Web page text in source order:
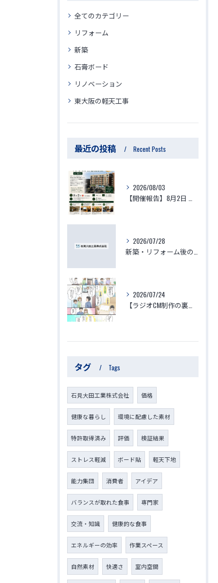
全てのカテゴリー
リフォーム
新築
石膏ボード
リノベーション
東大阪の軽天工事
最近の投稿 Recent Posts
2026/08/03
【開催報告】8月2日 生体エネルギーマンション体験視察会が大盛況のうちに終了！参加者の驚きの声と「徳」を積む住環境の最前線
2026/07/28
新築・リフォーム後の体調不良はなぜ起きる？化学物質過敏症・シックハウスの原因と、本当に安心できる「空気を変える空間づくり」
2026/07/24
【ラジオCM制作の裏側】子供と家族の命を守る「ゆりかご」のような家づくり～見えない空気がつくる究極の安心・安全・健康～
タグ Tags
石見大田工業株式会社 価格
健康な暮らし 環境に配慮した素材
特許取得済み 評価 検証結果
ストレス軽減 ボード貼 軽天下地
能力集団 消費者 アイデア
バランスが取れた食事 専門家
交流・知識 健康的な食事
エネルギーの効率 作業スペース
自然素材 快適さ 室内空間